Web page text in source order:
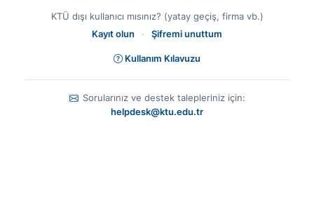
KTÜ dışı kullanıcı mısınız? (yatay geçiş, firma vb.)
Kayıt olun
· Şifremi unuttum
Kullanım Kılavuzu
Sorularınız ve destek talepleriniz için:
helpdesk@ktu.edu.tr